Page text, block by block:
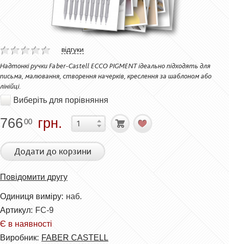
відгуки
Надтонкі ручки Faber-Castell ECCO PIGMENT ідеально підходять для
письма, малювання, створення начерків, креслення за шаблоном або
лінійці.
Виберіть для порівняння
76600 грн.
Додати до корзини
Повідомити другу
Одиниця виміру: наб.
Артикул: FC-9
Є в наявності
Виробник: FABER CASTELL